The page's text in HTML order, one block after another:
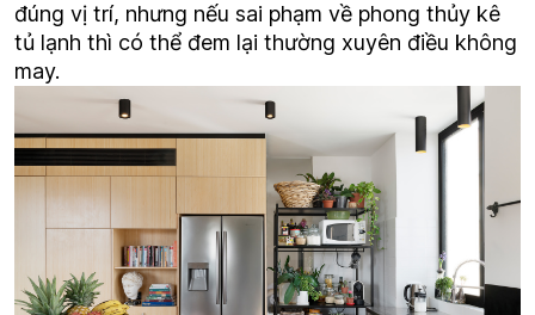
đúng vị trí, nhưng nếu sai phạm về phong thủy kê
tủ lạnh thì có thể đem lại thường xuyên điều không
may.